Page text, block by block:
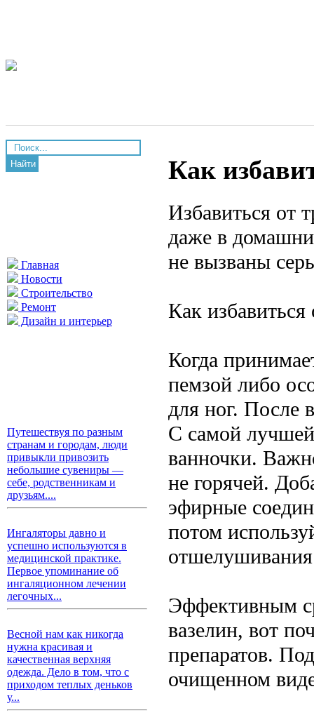
Найти
Главная
Новости
Строительство
Ремонт
Дизайн и интерьер
Путешествуя по разным
странам и городам, люди
привыкли привозить
небольшие сувениры —
себе, родственникам и
друзьям....
Ингаляторы давно и
успешно используются в
медицинской практике.
Первое упоминание об
ингаляционном лечении
легочных...
Весной нам как никогда
нужна красивая и
качественная верхняя
одежда. Дело в том, что с
приходом теплых деньков
у...
Как
Избавиться от
даже в
не вызваны
Как
Когда
пемзой либо
для ног. После
С самой лучшей
ванночки.
не горячей.
эфирные
потом
Эффективным
вазелин, вот
препаратов.
очищенном